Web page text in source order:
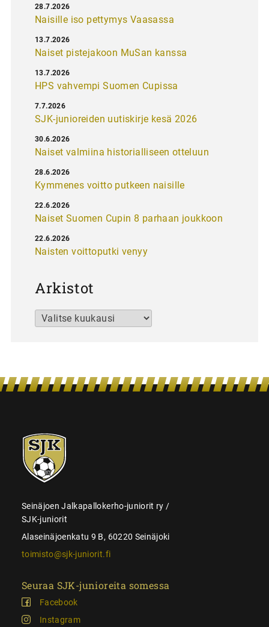
Naisille iso pettymys Vaasassa
28.7.2026
Naiset pistejakoon MuSan kanssa
13.7.2026
HPS vahvempi Suomen Cupissa
13.7.2026
SJK-junioreiden uutiskirje kesä 2026
7.7.2026
Naiset valmiina historialliseen otteluun
30.6.2026
Kymmenes voitto putkeen naisille
28.6.2026
Naiset Suomen Cupin 8 parhaan joukkoon
22.6.2026
Naisten voittoputki venyy
22.6.2026
Arkistot
Arkistot
SJK-
juniorit
Seinäjoen Jalkapallokerho-juniorit ry /
SJK-juniorit
Alaseinäjoenkatu 9 B, 60220 Seinäjoki
toimisto@sjk-juniorit.fi
Seuraa SJK-junioreita somessa
Facebook
Instagram